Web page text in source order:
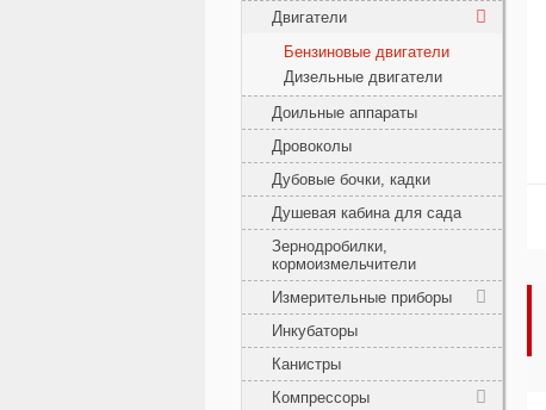
Двигатели
Бензиновые двигатели
Дизельные двигатели
Доильные аппараты
Дровоколы
Дубовые бочки, кадки
Душевая кабина для сада
Зернодробилки,
кормоизмельчители
Измерительные приборы
Инкубаторы
Канистры
Компрессоры